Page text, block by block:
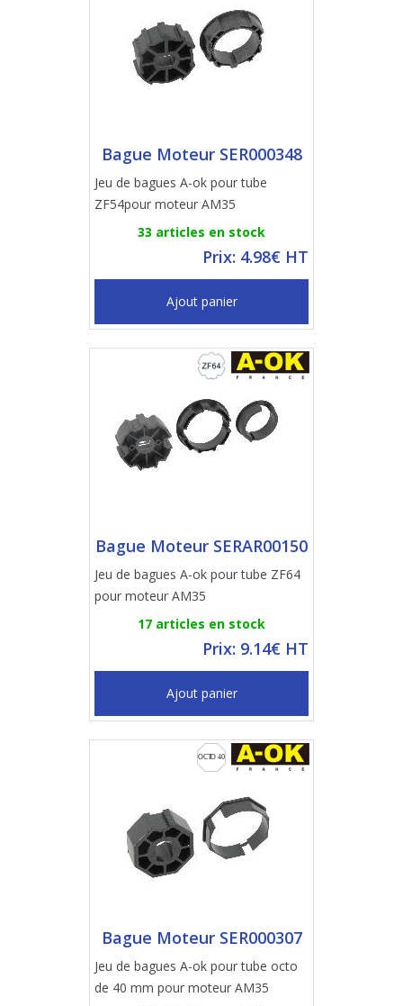
Bague Moteur SER000348
Jeu de bagues A-ok pour tube
ZF54pour moteur AM35
33 articles en stock
Prix: 4.98€ HT
Ajout panier
Bague Moteur SERAR00150
Jeu de bagues A-ok pour tube ZF64
pour moteur AM35
17 articles en stock
Prix: 9.14€ HT
Ajout panier
Bague Moteur SER000307
Jeu de bagues A-ok pour tube octo
de 40 mm pour moteur AM35